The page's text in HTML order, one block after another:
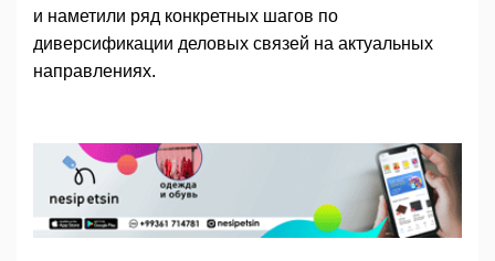
и наметили ряд конкретных шагов по
диверсификации деловых связей на актуальных
направлениях.